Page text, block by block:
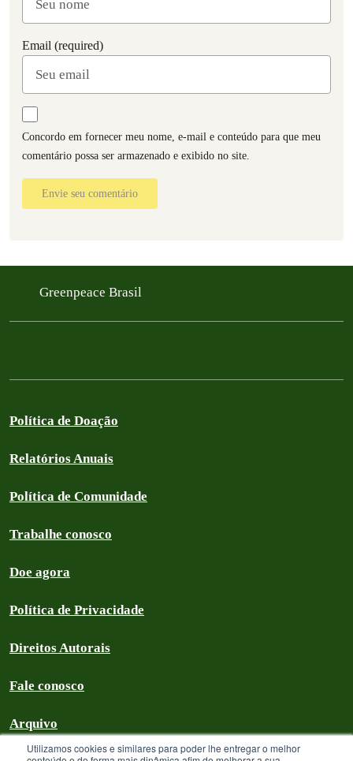
Utilizamos cookies e similares para poder lhe entregar o melhor
Email (required)
Concordo em fornecer meu nome, e-mail e conteúdo para que meu
comentário possa ser armazenado e exibido no site.
Envie seu comentário
Greenpeace Brasil
Política de Doação
Relatórios Anuais
Política de Comunidade
Trabalhe conosco
Doe agora
Política de Privacidade
Direitos Autorais
Fale conosco
Arquivo